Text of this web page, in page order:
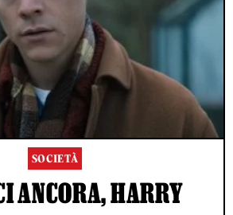
SOCIETÀ
ANCORA, HARRY